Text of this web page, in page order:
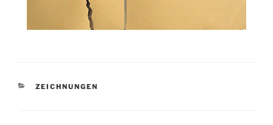
KATEGORIEN
ZEICHNUNGEN